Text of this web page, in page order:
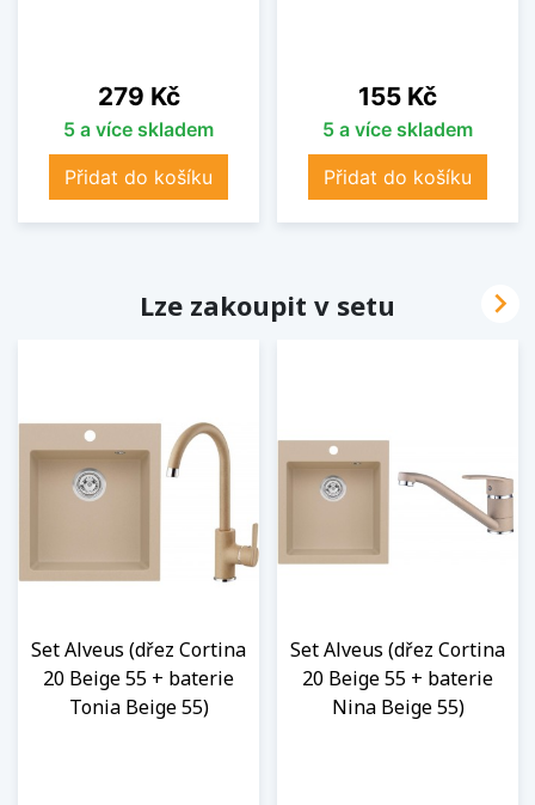
Cena
279 Kč
5 a více skladem
Přidat do košíku
Cena
155 Kč
5 a více skladem
Přidat do košíku
Lze zakoupit v setu
Set Alveus (dřez Cortina
20 Beige 55 + baterie
Tonia Beige 55)
Set Alveus (dřez Cortina
20 Beige 55 + baterie
Nina Beige 55)
